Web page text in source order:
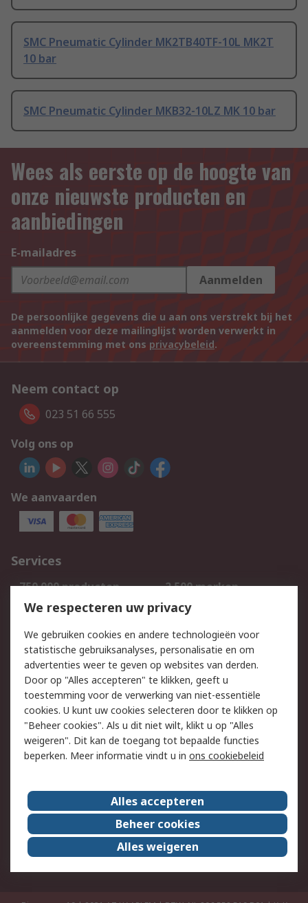
SMC Pneumatic Cylinder MK2TB40TF-10L MK2T
10 bar
SMC Pneumatic Cylinder MKB32-10LZ MK 10 bar
Wees als eerste op de hoogte van
onze nieuwste producten en
aanbiedingen
E-mailadres
Aanmelden
De persoonlijke gegevens die u aan ons verstrekt bij het
aanmelden voor deze mailinglijst worden verwerkt in
overeenstemming met ons privacybeleid.
Neem contact op
023 51 66 555
Volg ons op
We aanvaarden
Services
750.000 producten
2.500 merken
Bestellen
Inkoopoplossingen
Track & Trace
Wettelijk
Cookiebeleid
Email veiligheid
Privacybeleid
Websitevoorwaarden
Algemene
verkoopvoorwaarden
Over RS
RS Group
Over ons
RS wereldwijd
Werken bij RS
ESG
We respecteren uw privacy
We gebruiken cookies en andere technologieën voor
statistische gebruiksanalyses, personalisatie en om
advertenties weer te geven op websites van derden.
Door op "Alles accepteren" te klikken, geeft u
toestemming voor de verwerking van niet-essentiële
cookies. U kunt uw cookies selecteren door te klikken op
"Beheer cookies". Als u dit niet wilt, klikt u op "Alles
weigeren". Dit kan de toegang tot bepaalde functies
beperken. Meer informatie vindt u in ons cookiebeleid
Alles accepteren
Beheer cookies
Alles weigeren